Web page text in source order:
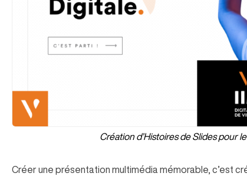
Création d’Histoires de Slides pour
Créer une présentation multimédia mémorable, c’est